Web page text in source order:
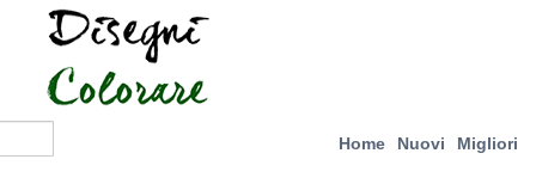
Home Nuovi Migliori